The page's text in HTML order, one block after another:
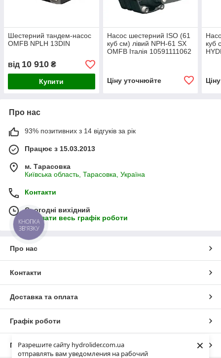
Разрешите сайту hydrolider.com.ua
отправлять вам уведомления на рабочий
×
Шестерний тандем-насос
OMFB NPLH 13DIN
від 10 910 ₴
Купити
Насос шестерний ISO (61
куб см) лівий NPH-61 SX
OMFB Італія 10591111062
Ціну уточнюйте
куб
Про нас
93% позитивних з 14 відгуків за рік
Працює з 15.03.2013
м. Тарасовка
Київська область, Тарасовка, Україна
Контакти
Сьогодні вихідний
Показати весь графік роботи
Про нас
Контакти
Доставка та оплата
Графік роботи
Повна версія сайту
КНОПКА
ЗВ'ЯЗКУ